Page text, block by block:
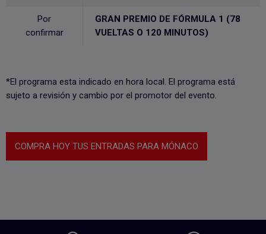
Por
confirmar
GRAN PREMIO DE FÓRMULA 1 (78
VUELTAS O 120 MINUTOS)
*El programa esta indicado en hora local. El programa está
sujeto a revisión y cambio por el promotor del evento.
COMPRA HOY TUS ENTRADAS PARA MÓNACO